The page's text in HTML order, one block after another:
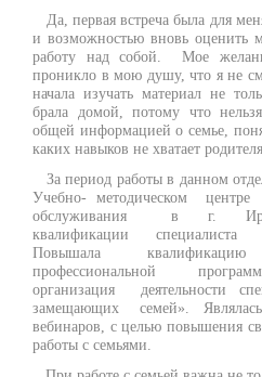
Да, первая встреча была для
и возможностью вновь оценить
работу над собой. Мое
проникло в мою душу, что я не
начала изучать материал не
брала домой, потому что
общей информацией о семье,
каких навыков не хватает
За период работы в данном
Учебно- методическом
обслуживания в г.
квалификации специалиста
Повышала
профессиональной
организация деятельности
замещающих семей».
вебинаров, с целью повышения
работы с семьями.